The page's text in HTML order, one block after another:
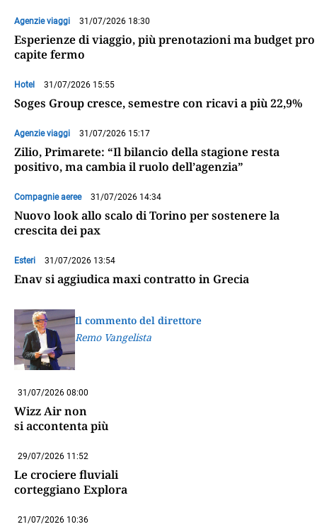
Agenzie viaggi 31/07/2026 18:30
Esperienze di viaggio, più prenotazioni ma budget pro
capite fermo
Hotel 31/07/2026 15:55
Soges Group cresce, semestre con ricavi a più 22,9%
Agenzie viaggi 31/07/2026 15:17
Zilio, Primarete: “Il bilancio della stagione resta
positivo, ma cambia il ruolo dell’agenzia”
Compagnie aeree 31/07/2026 14:34
Nuovo look allo scalo di Torino per sostenere la
crescita dei pax
Esteri 31/07/2026 13:54
Enav si aggiudica maxi contratto in Grecia
Il commento del direttore
Remo Vangelista
31/07/2026 08:00
Wizz Air non
si accontenta più
29/07/2026 11:52
Le crociere fluviali
corteggiano Explora
21/07/2026 10:36